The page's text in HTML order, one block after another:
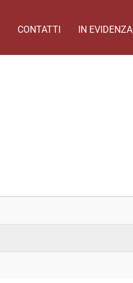
CONTATTI IN EVIDENZA